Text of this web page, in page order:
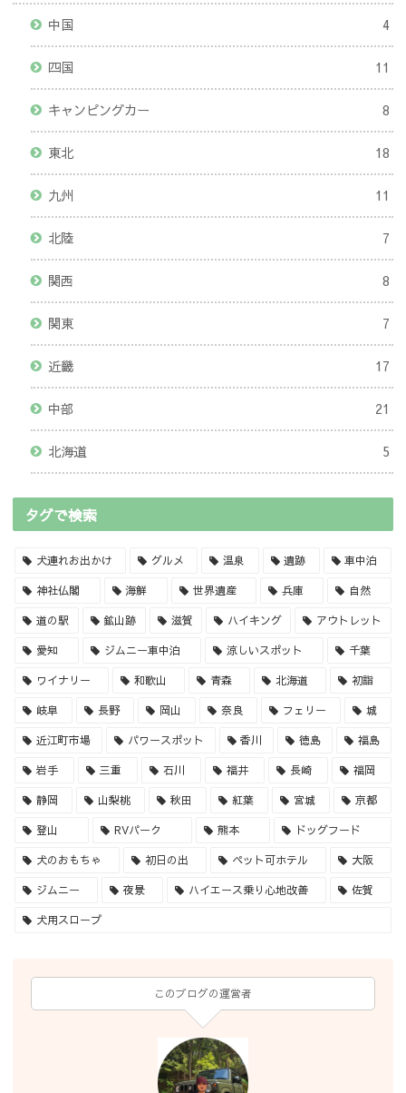
中国 4
四国 11
キャンピングカー 8
東北 18
九州 11
北陸 7
関西 8
関東 7
近畿 17
中部 21
北海道 5
タグで検索
犬連れお出かけ グルメ 温泉 遺跡 車中泊
神社仏閣 海鮮 世界遺産 兵庫 自然
道の駅 鉱山跡 滋賀 ハイキング アウトレット
愛知 ジムニー車中泊 涼しいスポット 千葉
ワイナリー 和歌山 青森 北海道 初詣
岐阜 長野 岡山 奈良 フェリー 城
近江町市場 パワースポット 香川 徳島 福島
岩手 三重 石川 福井 長崎 福岡
静岡 山梨桃 秋田 紅葉 宮城 京都
登山 RVパーク 熊本 ドッグフード
犬のおもちゃ 初日の出 ペット可ホテル 大阪
ジムニー 夜景 ハイエース乗り心地改善 佐賀
犬用スロープ
このブログの運営者